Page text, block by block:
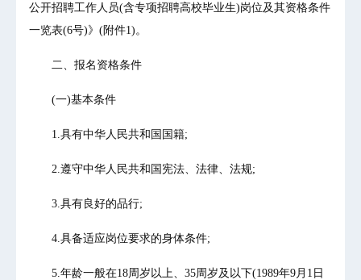
公开招聘工作人员(含专项招聘高校毕业生)岗位及其资格条件
一览表(6号)》(附件1)。
二、报名资格条件
(一)基本条件
1.具有中华人民共和国国籍;
2.遵守中华人民共和国宪法、法律、法规;
3.具有良好的品行;
4.具备适应岗位要求的身体条件;
5.年龄一般在18周岁以上、35周岁及以下(1989年9月1日